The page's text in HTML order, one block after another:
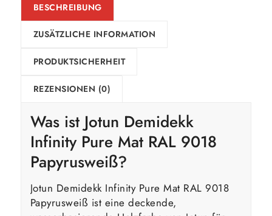
BESCHREIBUNG
ZUSÄTZLICHE INFORMATION
PRODUKTSICHERHEIT
REZENSIONEN (0)
Was ist Jotun Demidekk
Infinity Pure Mat RAL 9018
Papyrusweiß?
Jotun Demidekk Infinity Pure Mat RAL 9018
Papyrusweiß ist eine deckende,